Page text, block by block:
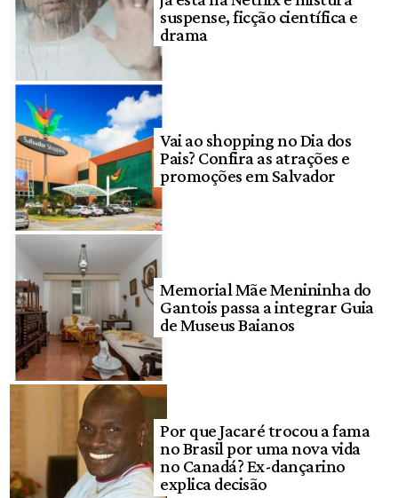
suspense, ficção científica e
drama
Vai ao shopping no Dia dos
Pais? Confira as atrações e
promoções em Salvador
Memorial Mãe Menininha do
Gantois passa a integrar Guia
de Museus Baianos
Por que Jacaré trocou a fama
no Brasil por uma nova vida
no Canadá? Ex-dançarino
explica decisão